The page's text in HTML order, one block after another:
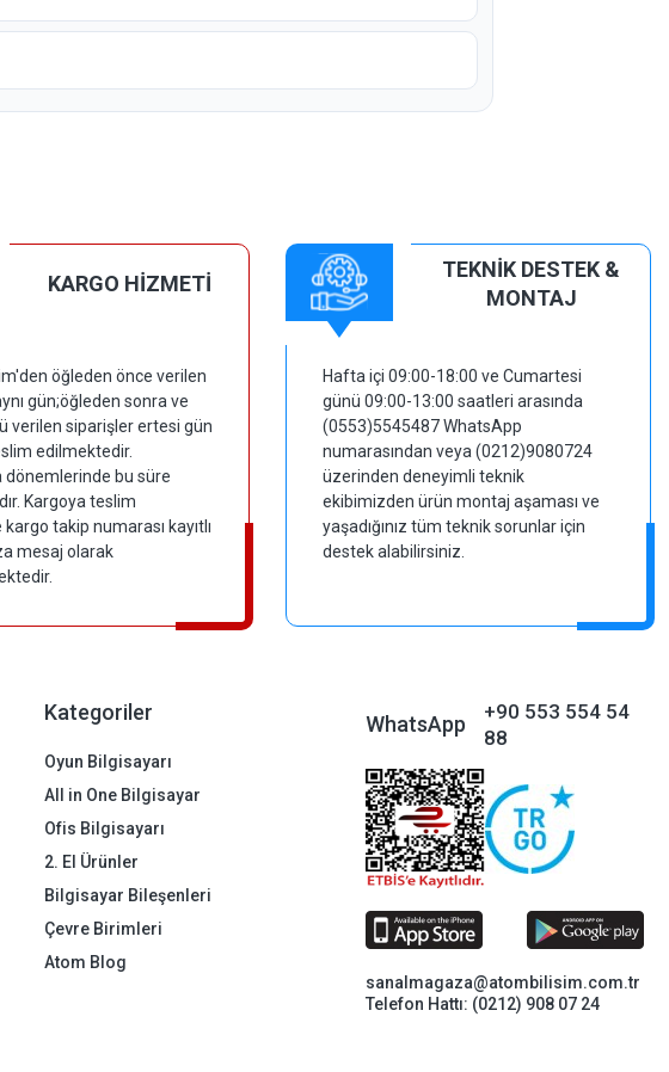
KARGO HİZMETİ
öğleden önce verilen
gün;öğleden sonra ve
verilen siparişler ertesi gün
edilmektedir.
dönemlerinde bu süre
Kargoya teslim
takip numarası kayıtlı
mesaj olarak
TEKNİK DESTEK &
MONTAJ
Hafta içi 09:00-18:00 ve Cumartesi
günü 09:00-13:00 saatleri arasında
(0553)5545487 WhatsApp
numarasından veya (0212)9080724
üzerinden deneyimli teknik
ekibimizden ürün montaj aşaması ve
yaşadığınız tüm teknik sorunlar için
destek alabilirsiniz.
Kategoriler
Oyun Bilgisayarı
All in One Bilgisayar
Ofis Bilgisayarı
2. El Ürünler
Bilgisayar Bileşenleri
Çevre Birimleri
Atom Blog
WhatsApp
+90 553 554 54
88
sanalmagaza@atombilisim.com.tr
Telefon Hattı: (0212) 908 07 24